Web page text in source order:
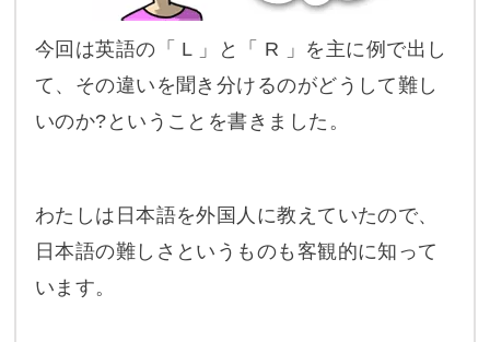
今回は英語の「 L 」と「 R 」を主に例で出し
て、その違いを聞き分けるのがどうして難し
いのか?ということを書きました。
わたしは日本語を外国人に教えていたので、
日本語の難しさというものも客観的に知って
います。